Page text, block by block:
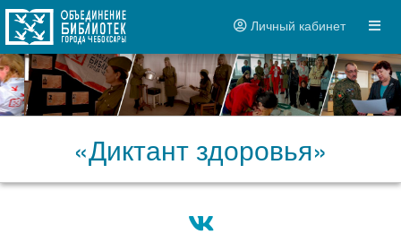
Личный кабинет
«Диктант здоровья»